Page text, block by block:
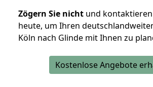
Zögern Sie nicht und
heute, um Ihren
Köln nach Glinde mit Ihnen zu
Kostenlose Angebote